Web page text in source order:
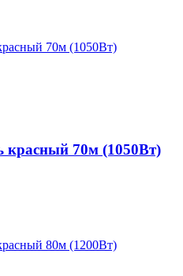
красный 70м (1050Вт)